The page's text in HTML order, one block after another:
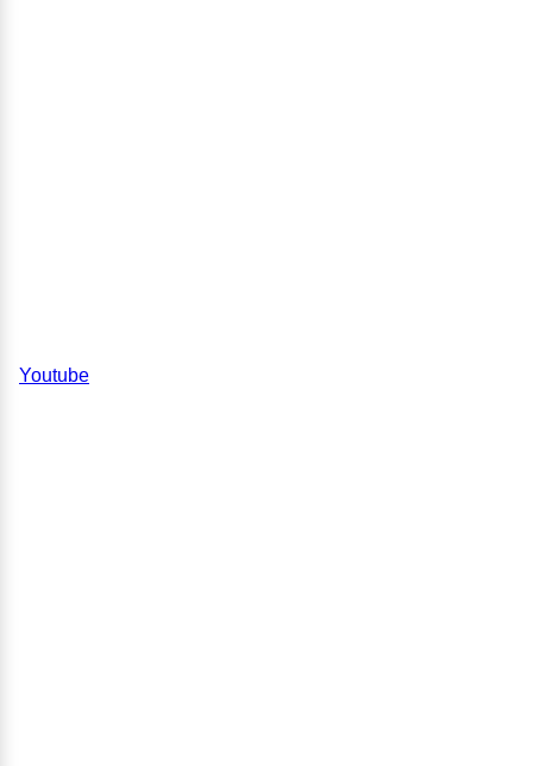
Youtube